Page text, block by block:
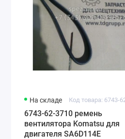
На складе Код товара: 6743-
6743-62-3710 ремень
вентилятора Komatsu для
двигателя SA6D114E